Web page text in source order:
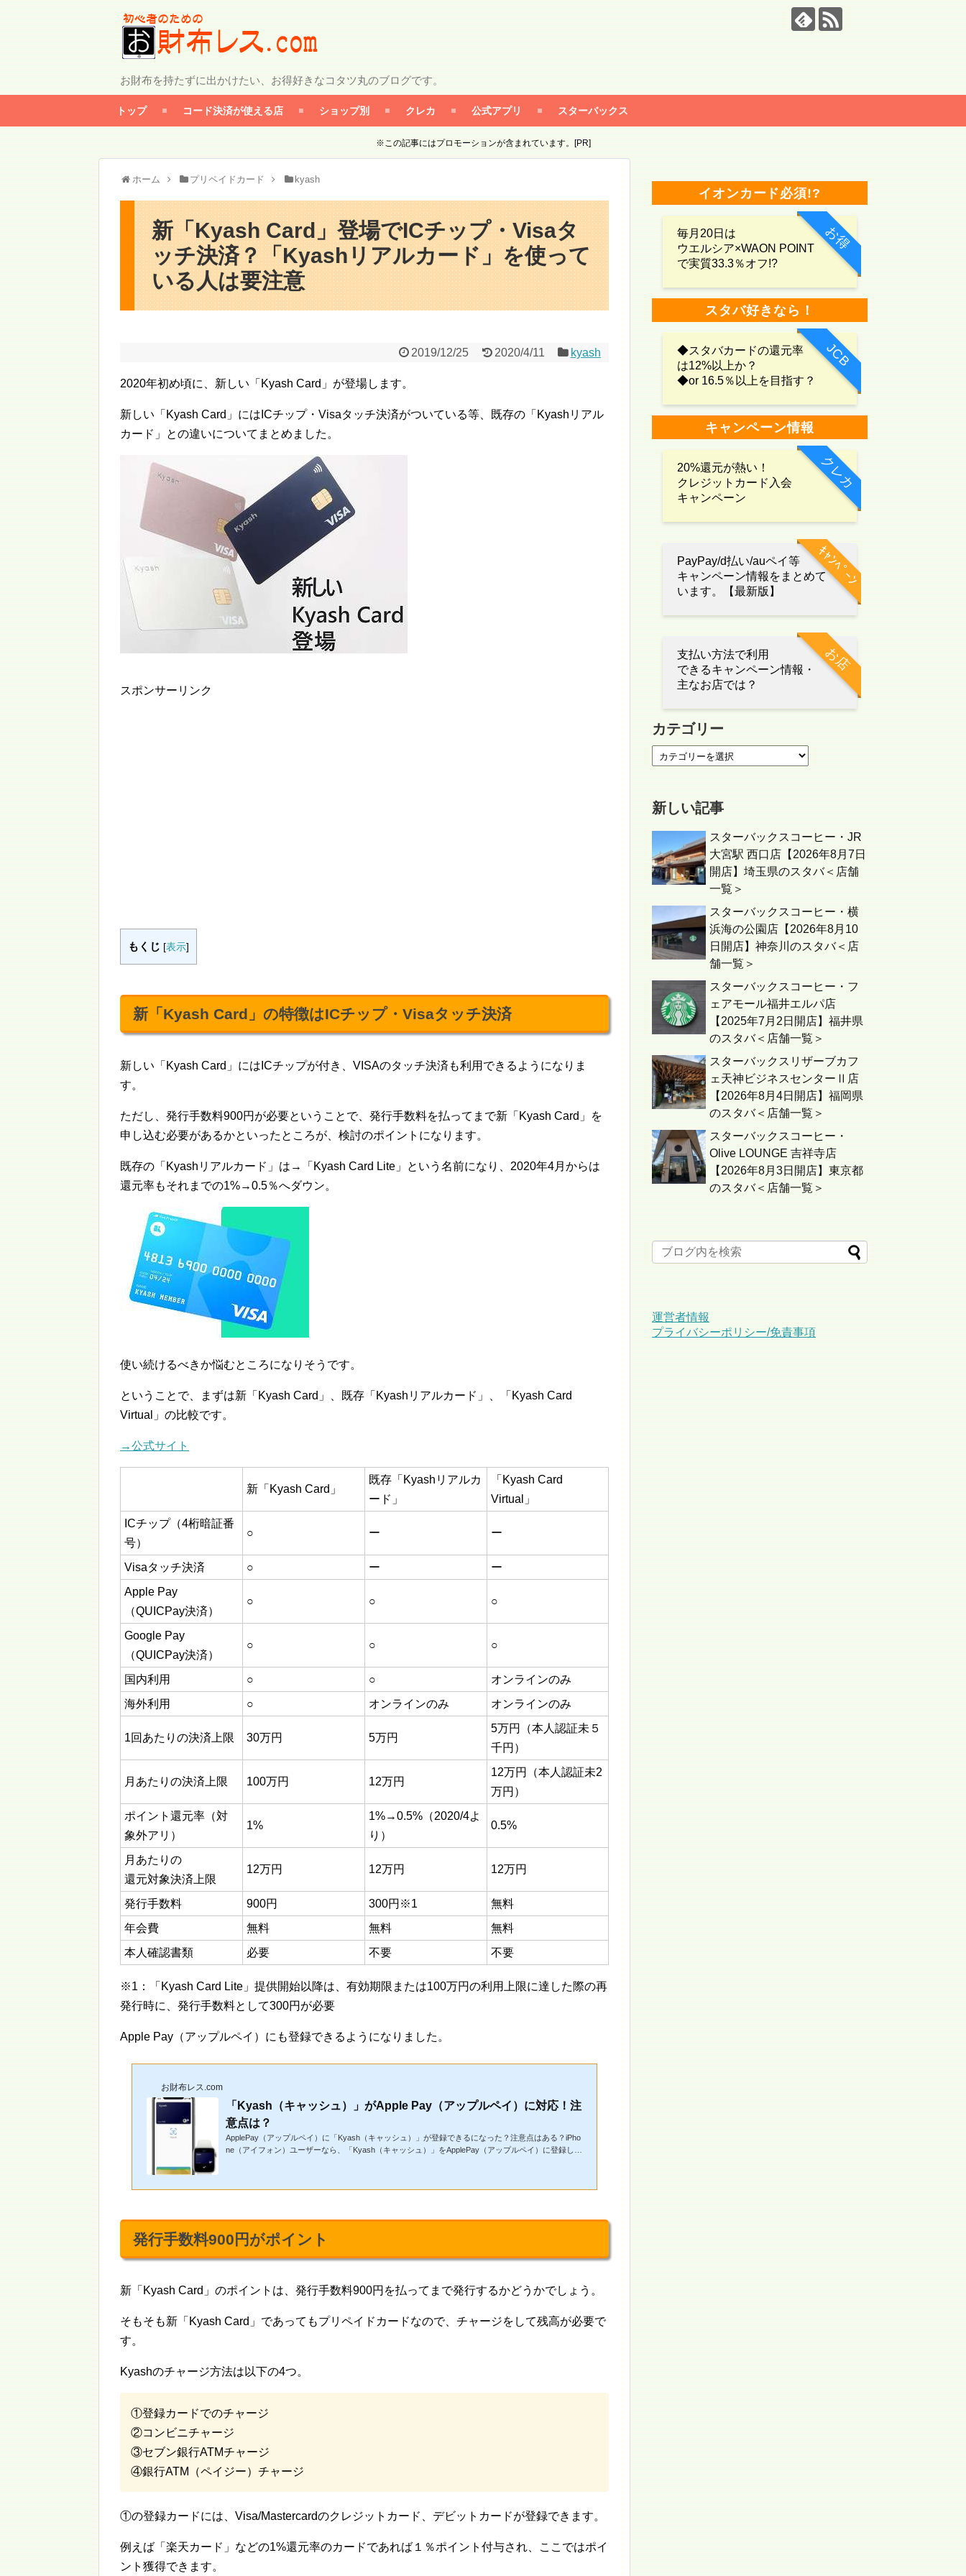
お財布を持たずに出かけたい、お得好きなコタツ丸のブログです。
トップ コード決済が使える店 ショップ別 クレカ 公式アプリ スターバックス
※この記事にはプロモーションが含まれています。[PR]
ホーム プリペイドカード kyash
新「Kyash Card」登場でICチップ・Visaタ
ッチ決済？「Kyashリアルカード」を使って
いる人は要注意
2019/12/25 2020/4/11 kyash
2020年初め頃に、新しい「Kyash Card」が登場します。
新しい「Kyash Card」にはICチップ・Visaタッチ決済がついている等、既存の「Kyashリアル
カード」との違いについてまとめました。
スポンサーリンク
もくじ [表示]
新「Kyash Card」の特徴はICチップ・Visaタッチ決済
新しい「Kyash Card」にはICチップが付き、VISAのタッチ決済も利用できるようになりま
す。
ただし、発行手数料900円が必要ということで、発行手数料を払ってまで新「Kyash Card」を
申し込む必要があるかといったところが、検討のポイントになります。
既存の「Kyashリアルカード」は→「Kyash Card Lite」という名前になり、2020年4月からは
還元率もそれまでの1%→0.5％へダウン。
使い続けるべきか悩むところになりそうです。
ということで、まずは新「Kyash Card」、既存「Kyashリアルカード」、「Kyash Card
Virtual」の比較です。
→公式サイト
新「Kyash Card」
既存「Kyashリアルカ
ード」
「Kyash Card
Virtual」
ICチップ（4桁暗証番
号）
○ ー ー
Visaタッチ決済 ○ ー
ー
Apple Pay
（QUICPay決済）
○ ○ ○
Google Pay
（QUICPay決済）
○ ○ ○
国内利用 ○ ○
オンラインのみ
海外利用
○ オンラインのみ オンラインのみ
1回あたりの決済上限 30万円 5万円
5万円（本人認証未５
千円）
月あたりの決済上限 100万円 12万円
12万円（本人認証未2
万円）
ポイント還元率（対
象外アリ）
1%
1%→0.5%（2020/4よ
り）
0.5%
月あたりの
還元対象決済上限
12万円 12万円 12万円
発行手数料 900円 300円※1
無料
年会費
無料 無料
無料
本人確認書類
必要 不要 不要
※1：「Kyash Card Lite」提供開始以降は、有効期限または100万円の利用上限に達した際の再
発行時に、発行手数料として300円が必要
Apple Pay（アップルペイ）にも登録できるようになりました。
お財布レス.com
「Kyash（キャッシュ）」がApple Pay（アップルペイ）に対応！注
意点は？
ApplePay（アップルペイ）に「Kyash（キャッシュ）」が登録できるになった？注意点はある？iPho
ne（アイフォン）ユーザーなら、「Kyash（キャッシュ）」をApplePay（アップルペイ）に登録して
発行手数料900円がポイント
新「Kyash Card」のポイントは、発行手数料900円を払ってまで発行するかどうかでしょう。
そもそも新「Kyash Card」であってもプリペイドカードなので、チャージをして残高が必要で
す。
Kyashのチャージ方法は以下の4つ。
①登録カードでのチャージ
②コンビニチャージ
③セブン銀行ATMチャージ
④銀行ATM（ペイジー）チャージ
①の登録カードには、Visa/Mastercardのクレジットカード、デビットカードが登録できます。
例えば「楽天カード」などの1%還元率のカードであれば１％ポイント付与され、ここではポイ
ント獲得できます。
イオンカード必須!?
お得
毎月20日は
ウエルシア×WAON POINT
で実質33.3％オフ!?
スタバ好きなら！
JCB
◆スタバカードの還元率
は12%以上か？
◆or 16.5％以上を目指す？
キャンペーン情報
クレカ
20%還元が熱い！
クレジットカード入会
キャンペーン
ｷｬﾝﾍﾟｰﾝ
PayPay/d払い/auペイ等
キャンペーン情報をまとめて
います。【最新版】
お店
支払い方法で利用
できるキャンペーン情報・
主なお店では？
カテゴリー
新しい記事
スターバックスコーヒー・JR
大宮駅 西口店【2026年8月7日
開店】埼玉県のスタバ＜店舗
一覧＞
スターバックスコーヒー・横
浜海の公園店【2026年8月10
日開店】神奈川のスタバ＜店
舗一覧＞
スターバックスコーヒー・フ
ェアモール福井エルパ店
【2025年7月2日開店】福井県
のスタバ＜店舗一覧＞
スターバックスリザーブカフ
ェ天神ビジネスセンターⅡ店
【2026年8月4日開店】福岡県
のスタバ＜店舗一覧＞
スターバックスコーヒー・
Olive LOUNGE 吉祥寺店
【2026年8月3日開店】東京都
のスタバ＜店舗一覧＞
運営者情報
プライバシーポリシー/免責事項